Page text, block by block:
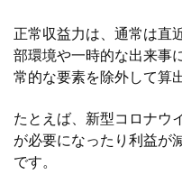
正常収益力は、通常は直
部環境や一時的な出来事
常的な要素を除外して算
たとえば、新型コロナウ
が必要になったり利益が
です。